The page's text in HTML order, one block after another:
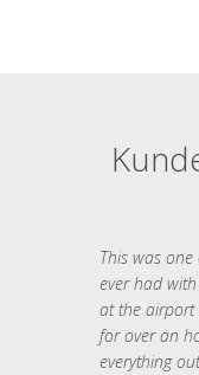
This was
ever had
at the airport
for over an
everything